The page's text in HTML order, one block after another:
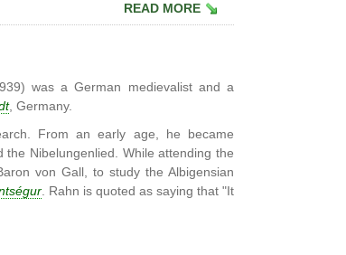
READ MORE
was a German medievalist and a
, Germany.
From an early age, he became
the Nibelungenlied. While attending the
von Gall, to study the Albigensian
. Rahn is quoted as saying that "It